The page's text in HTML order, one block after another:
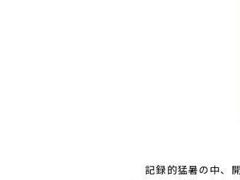
記録的猛暑の中、